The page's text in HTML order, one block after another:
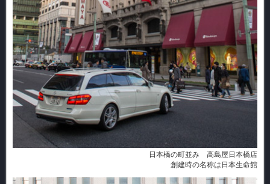
日本橋の町並み 高島屋日本橋店
創建時の名称は日本生命館